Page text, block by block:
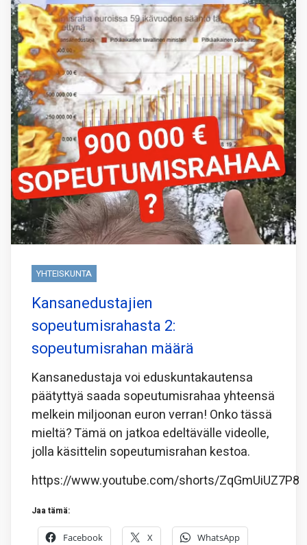
YHTEISKUNTA
Kansanedustajien
sopeutumisrahasta 2:
sopeutumisrahan määrä
Kansanedustaja voi eduskuntakautensa
päätyttyä saada sopeutumisrahaa yhteensä
melkein miljoonan euron verran! Onko tässä
mieltä? Tämä on jatkoa edeltävälle videolle,
jolla käsittelin sopeutumisrahan kestoa.
https://www.youtube.com/shorts/ZqGmUiUZ7P8
Jaa tämä:
Facebook X WhatsApp